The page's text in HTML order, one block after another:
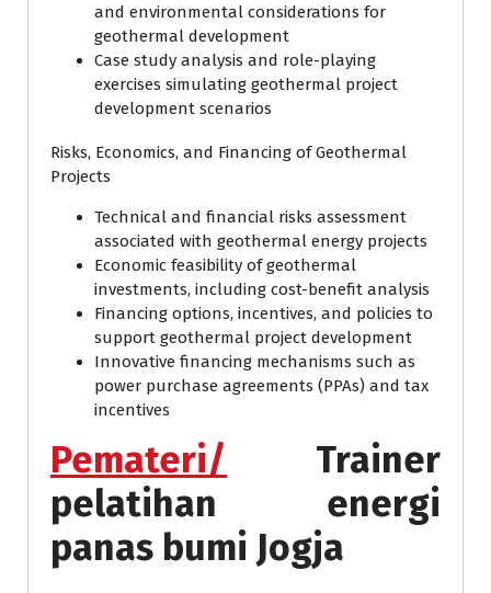
and environmental considerations for
geothermal development
Case study analysis and role-playing
exercises simulating geothermal project
development scenarios
Risks, Economics, and Financing of Geothermal
Projects
Technical and financial risks assessment
associated with geothermal energy projects
Economic feasibility of geothermal
investments, including cost-benefit analysis
Financing options, incentives, and policies to
support geothermal project development
Innovative financing mechanisms such as
power purchase agreements (PPAs) and tax
incentives
Pemateri/ Trainer
pelatihan energi
panas bumi Jogja